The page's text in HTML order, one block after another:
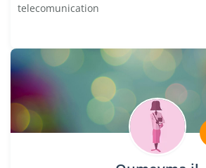
telecomunication